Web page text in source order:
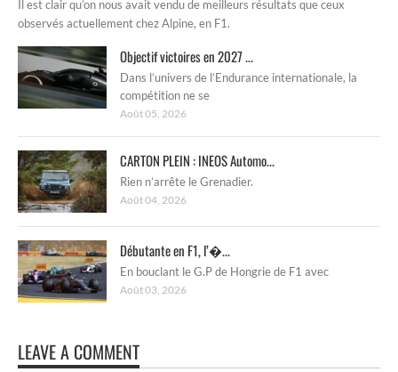
Il est clair qu’on nous avait vendu de meilleurs résultats que ceux
observés actuellement chez Alpine, en F1.
Objectif victoires en 2027 ...
Dans l’univers de l’Endurance internationale, la
compétition ne se
Août 05, 2026
CARTON PLEIN : INEOS Automo...
Rien n’arrête le Grenadier.
Août 04, 2026
Débutante en F1, l’�...
En bouclant le G.P de Hongrie de F1 avec
Août 03, 2026
LEAVE A COMMENT